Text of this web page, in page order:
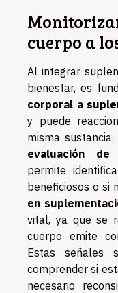
cuerpo a
Al integrar
bienestar, es
corporal a
y puede
misma
evaluación de
permite
beneficiosos o si
en
vital, ya que se
cuerpo emite
Estas señales
comprender si
necesario